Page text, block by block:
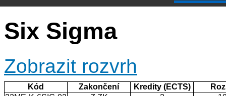
Six Sigma
Zobrazit rozvrh
Kód Zakončení Kredity (ECTS)